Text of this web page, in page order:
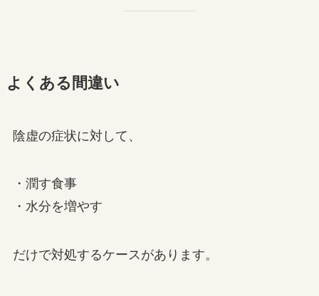
よくある間違い
陰虚の症状に対して、
・潤す食事
・水分を増やす
だけで対処するケースがあります。